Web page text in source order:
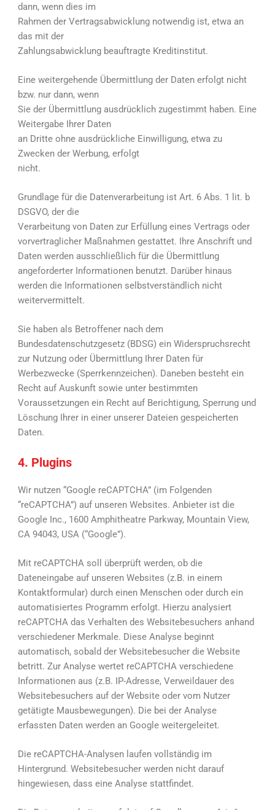
dann, wenn dies im
Rahmen der Vertragsabwicklung notwendig ist, etwa an
das mit der
Zahlungsabwicklung beauftragte Kreditinstitut.
Eine weitergehende Übermittlung der Daten erfolgt nicht
bzw. nur dann, wenn
Sie der Übermittlung ausdrücklich zugestimmt haben. Eine
Weitergabe Ihrer Daten
an Dritte ohne ausdrückliche Einwilligung, etwa zu
Zwecken der Werbung, erfolgt
nicht.
Grundlage für die Datenverarbeitung ist Art. 6 Abs. 1 lit. b
DSGVO, der die
Verarbeitung von Daten zur Erfüllung eines Vertrags oder
vorvertraglicher Maßnahmen gestattet. Ihre Anschrift und
Daten werden ausschließlich für die Übermittlung
angeforderter Informationen benutzt. Darüber hinaus
werden die Informationen selbstverständlich nicht
weitervermittelt.
Sie haben als Betroffener nach dem
Bundesdatenschutzgesetz (BDSG) ein Widerspruchsrecht
zur Nutzung oder Übermittlung Ihrer Daten für
Werbezwecke (Sperrkennzeichen). Daneben besteht ein
Recht auf Auskunft sowie unter bestimmten
Voraussetzungen ein Recht auf Berichtigung, Sperrung und
Löschung Ihrer in einer unserer Dateien gespeicherten
Daten.
4. Plugins
Wir nutzen “Google reCAPTCHA” (im Folgenden
“reCAPTCHA”) auf unseren Websites. Anbieter ist die
Google Inc., 1600 Amphitheatre Parkway, Mountain View,
CA 94043, USA (“Google”).
Mit reCAPTCHA soll überprüft werden, ob die
Dateneingabe auf unseren Websites (z.B. in einem
Kontaktformular) durch einen Menschen oder durch ein
automatisiertes Programm erfolgt. Hierzu analysiert
reCAPTCHA das Verhalten des Websitebesuchers anhand
verschiedener Merkmale. Diese Analyse beginnt
automatisch, sobald der Websitebesucher die Website
betritt. Zur Analyse wertet reCAPTCHA verschiedene
Informationen aus (z.B. IP-Adresse, Verweildauer des
Websitebesuchers auf der Website oder vom Nutzer
getätigte Mausbewegungen). Die bei der Analyse
erfassten Daten werden an Google weitergeleitet.
Die reCAPTCHA-Analysen laufen vollständig im
Hintergrund. Websitebesucher werden nicht darauf
hingewiesen, dass eine Analyse stattfindet.